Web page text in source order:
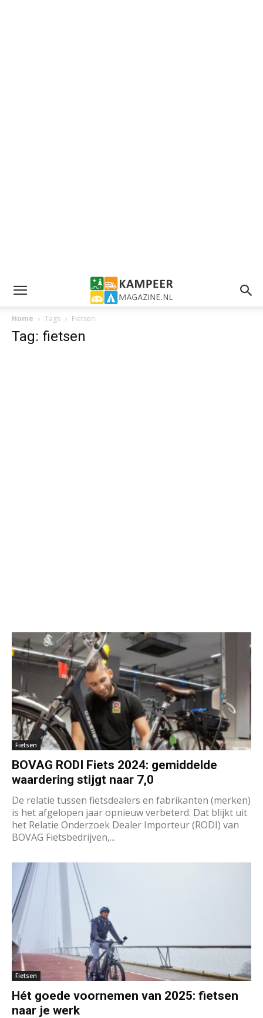
Home Tags Fietsen
Tag: fietsen
Fietsen
BOVAG RODI Fiets 2024: gemiddelde
waardering stijgt naar 7,0
De relatie tussen fietsdealers en fabrikanten (merken)
is het afgelopen jaar opnieuw verbeterd. Dat blijkt uit
het Relatie Onderzoek Dealer Importeur (RODI) van
BOVAG Fietsbedrijven,...
Fietsen
Hét goede voornemen van 2025: fietsen
naar je werk